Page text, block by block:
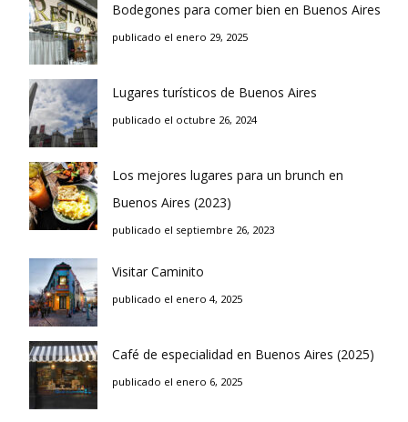
Bodegones para comer bien en Buenos Aires
publicado el enero 29, 2025
Lugares turísticos de Buenos Aires
publicado el octubre 26, 2024
Los mejores lugares para un brunch en
Buenos Aires (2023)
publicado el septiembre 26, 2023
Visitar Caminito
publicado el enero 4, 2025
Café de especialidad en Buenos Aires (2025)
publicado el enero 6, 2025